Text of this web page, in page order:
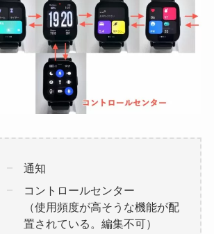
通知
コントロールセンター
（使用頻度が高そうな機能が配
置されている。編集不可）